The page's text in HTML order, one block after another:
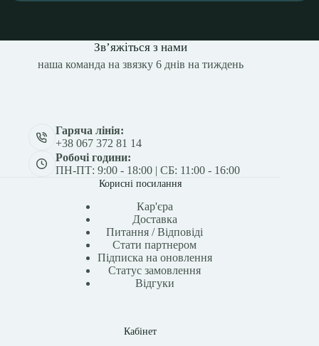
Зв’яжіться з нами
наша команда на звязку 6 днів на тиждень
Гаряча лінія:
+38 067 372 81 14
Робочі години:
ПН-ПТ: 9:00 - 18:00 | СБ: 11:00 - 16:00
Корисні посилання
Кар'єра
Доставка
Питання / Відповіді
Стати партнером
Підписка на оновлення
Статус замовлення
Відгуки
Кабінет